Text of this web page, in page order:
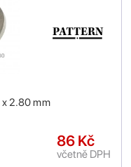
2.80 mm
86 Kč
včetně DPH